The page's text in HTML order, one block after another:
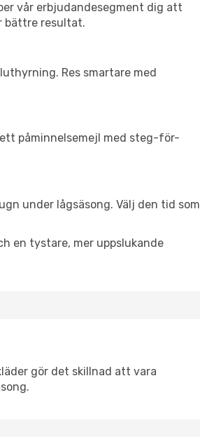
vår erbjudandesegment dig att
bättre resultat.
Res smartare med
påminnelsemejl med steg-för-
under lågsäsong. Välj den tid som
en tystare, mer uppslukande
gör det skillnad att vara